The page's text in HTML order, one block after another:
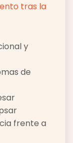
tras la
y
de
frente a